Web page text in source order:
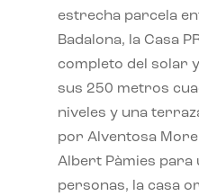
estrecha parcela
Badalona, la Casa
completo del solar
sus 250 metros
niveles y una
por Alventosa
Albert Pàmies para
personas, la casa